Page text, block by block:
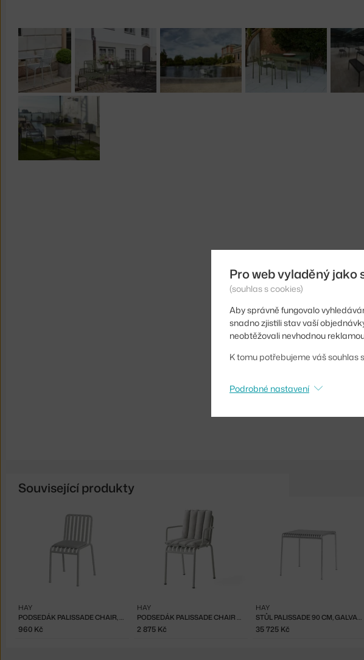
Související produkty
PODSEDÁK PALISSADE CHAIR, SKY GREY
HAY
960 Kč
PODSEDÁK PALISSADE CHAIR AND ARMCHAIR, SKY GREY
HAY
2 875 Kč
STŮL PALISSADE 90 CM, GALVANISED
HAY
35 725 Kč
Pro web vyladěný
(souhlas s cookies)
Aby správně fungovalo
snadno zjistili stav vaší
neobtěžovali nevhodnou
K tomu potřebujeme váš souhlas
Podrobné nastavení